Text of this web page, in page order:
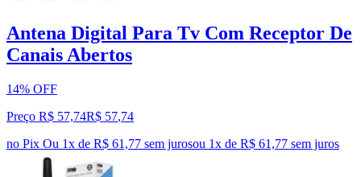
Antena Digital Para Tv Com Receptor De
Canais Abertos
14% OFF
Preço R$ 57,74R$ 57,74
no Pix Ou 1x de R$ 61,77 sem jurosou 1x de R$ 61,77 sem juros